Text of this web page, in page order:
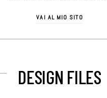
VAI AL MIO SITO
DESIGN FILES